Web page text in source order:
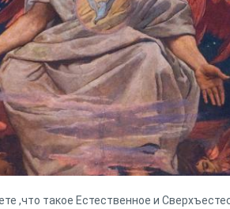
,что такое Естественное и